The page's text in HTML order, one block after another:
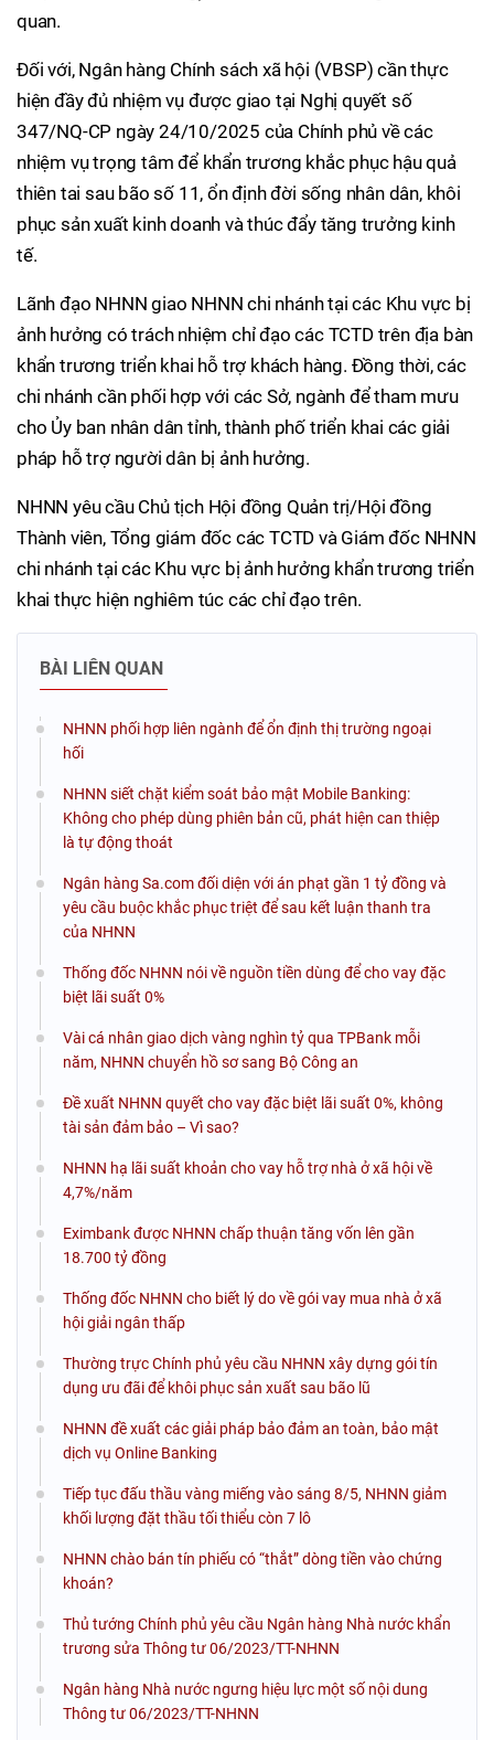
quan.
Đối với, Ngân hàng Chính sách xã hội (VBSP) cần thực
hiện đầy đủ nhiệm vụ được giao tại Nghị quyết số
347/NQ-CP ngày 24/10/2025 của Chính phủ về các
nhiệm vụ trọng tâm để khẩn trương khắc phục hậu quả
thiên tai sau bão số 11, ổn định đời sống nhân dân, khôi
phục sản xuất kinh doanh và thúc đẩy tăng trưởng kinh
tế.
Lãnh đạo NHNN giao NHNN chi nhánh tại các Khu vực bị
ảnh hưởng có trách nhiệm chỉ đạo các TCTD trên địa bàn
khẩn trương triển khai hỗ trợ khách hàng. Đồng thời, các
chi nhánh cần phối hợp với các Sở, ngành để tham mưu
cho Ủy ban nhân dân tỉnh, thành phố triển khai các giải
pháp hỗ trợ người dân bị ảnh hưởng.
NHNN yêu cầu Chủ tịch Hội đồng Quản trị/Hội đồng
Thành viên, Tổng giám đốc các TCTD và Giám đốc NHNN
chi nhánh tại các Khu vực bị ảnh hưởng khẩn trương triển
khai thực hiện nghiêm túc các chỉ đạo trên.
BÀI LIÊN QUAN
NHNN phối hợp liên ngành để ổn định thị trường ngoại
hối
NHNN siết chặt kiểm soát bảo mật Mobile Banking:
Không cho phép dùng phiên bản cũ, phát hiện can thiệp
là tự động thoát
Ngân hàng Sa.com đối diện với án phạt gần 1 tỷ đồng và
yêu cầu buộc khắc phục triệt để sau kết luận thanh tra
của NHNN
Thống đốc NHNN nói về nguồn tiền dùng để cho vay đặc
biệt lãi suất 0%
Vài cá nhân giao dịch vàng nghìn tỷ qua TPBank mỗi
năm, NHNN chuyển hồ sơ sang Bộ Công an
Đề xuất NHNN quyết cho vay đặc biệt lãi suất 0%, không
tài sản đảm bảo – Vì sao?
NHNN hạ lãi suất khoản cho vay hỗ trợ nhà ở xã hội về
4,7%/năm
Eximbank được NHNN chấp thuận tăng vốn lên gần
18.700 tỷ đồng
Thống đốc NHNN cho biết lý do về gói vay mua nhà ở xã
hội giải ngân thấp
Thường trực Chính phủ yêu cầu NHNN xây dựng gói tín
dụng ưu đãi để khôi phục sản xuất sau bão lũ
NHNN đề xuất các giải pháp bảo đảm an toàn, bảo mật
dịch vụ Online Banking
Tiếp tục đấu thầu vàng miếng vào sáng 8/5, NHNN giảm
khối lượng đặt thầu tối thiểu còn 7 lô
NHNN chào bán tín phiếu có “thắt” dòng tiền vào chứng
khoán?
Thủ tướng Chính phủ yêu cầu Ngân hàng Nhà nước khẩn
trương sửa Thông tư 06/2023/TT-NHNN
Ngân hàng Nhà nước ngưng hiệu lực một số nội dung
Thông tư 06/2023/TT-NHNN